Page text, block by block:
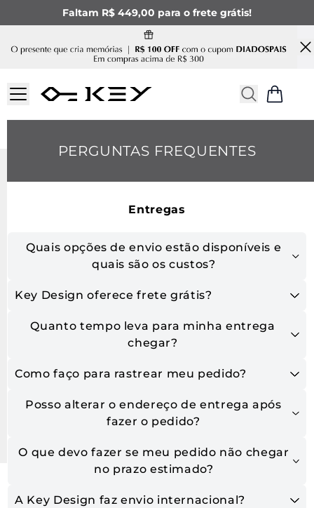
Faltam R$ 449,00 para o frete grátis!
PERGUNTAS FREQUENTES
Entregas
Quais opções de envio estão disponíveis e
quais são os custos?
Key Design oferece frete grátis?
Quanto tempo leva para minha entrega
chegar?
Como faço para rastrear meu pedido?
Posso alterar o endereço de entrega após
fazer o pedido?
O que devo fazer se meu pedido não chegar
no prazo estimado?
A Key Design faz envio internacional?